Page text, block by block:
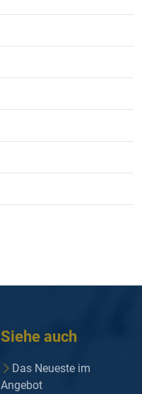
Siehe auch
Das Neueste im
Angebot